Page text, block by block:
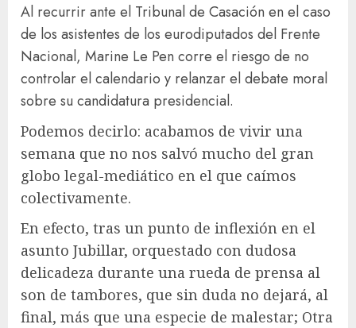
Al recurrir ante el Tribunal de Casación en el caso
de los asistentes de los eurodiputados del Frente
Nacional, Marine Le Pen corre el riesgo de no
controlar el calendario y relanzar el debate moral
sobre su candidatura presidencial.
Podemos decirlo: acabamos de vivir una
semana que no nos salvó mucho del gran
globo legal-mediático en el que caímos
colectivamente.
En efecto, tras un punto de inflexión en el
asunto Jubillar, orquestado con dudosa
delicadeza durante una rueda de prensa al
son de tambores, que sin duda no dejará, al
final, más que una especie de malestar; Otra